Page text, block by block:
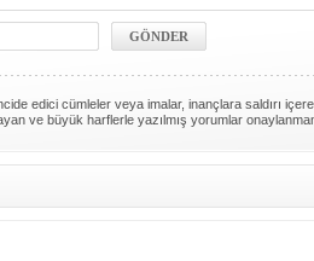
edici cümleler veya imalar, inançlara saldırı
ve büyük harflerle yazılmış yorumlar